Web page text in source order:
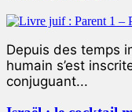
Depuis des temps
humain s’est
conjuguant...